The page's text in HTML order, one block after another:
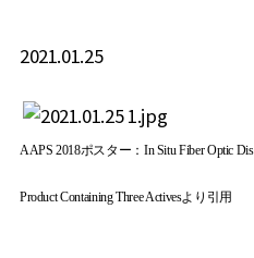
2021.01.25
AAPS 2018ポスター： In Situ Fiber Optic
Product Containing Three Activesより引用